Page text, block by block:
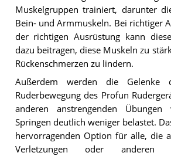
Muskelgruppen trainiert, darunter
Bein- und Armmuskeln. Bei richtiger
der richtigen Ausrüstung kann
dazu beitragen, diese Muskeln zu
Rückenschmerzen zu lindern.
Außerdem werden die Gelenke
Ruderbewegung des Profun
anderen anstrengenden
Springen deutlich weniger belastet.
hervorragenden Option für alle, die
Verletzungen oder anderen